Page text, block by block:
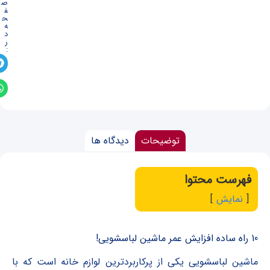
ص
ف
ح
ه
د
ر
:
توضیحات دیدگاه‌ ها
فهرست محتوا
نمایش
10 راه ساده افزایش عمر ماشین لباسشویی!
ماشین لباسشویی یکی از پرکاربردترین لوازم خانه است که با